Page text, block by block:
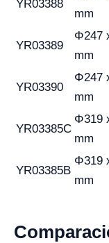
YR03388
mm
YR03389
Φ247
mm
YR03390
Φ247
mm
YR03385C
Φ319
mm
YR03385B
Φ319
mm